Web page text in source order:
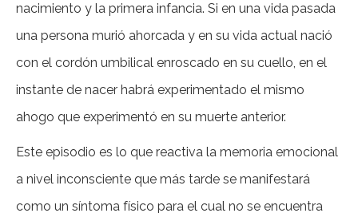
nacimiento y la primera infancia. Si en una vida pasada
una persona murió ahorcada y en su vida actual nació
con el cordón umbilical enroscado en su cuello, en el
instante de nacer habrá experimentado el mismo
ahogo que experimentó en su muerte anterior.
Este episodio es lo que reactiva la memoria emocional
a nivel inconsciente que más tarde se manifestará
como un síntoma físico para el cual no se encuentra